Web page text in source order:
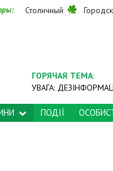
Столичный
ГОРЯЧАЯ ТЕМА:
УВАГА:
ПОДІЇ